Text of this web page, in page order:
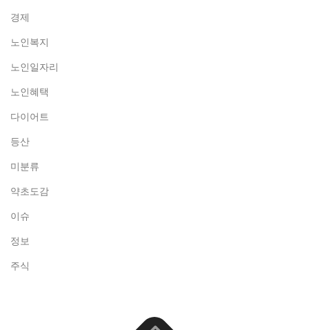
경제
노인복지
노인일자리
노인혜택
다이어트
등산
미분류
약초도감
이슈
정보
주식